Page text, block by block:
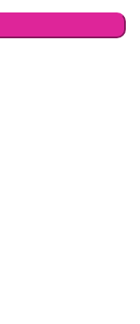
Cetyl Alcohol ,
Chinensis
Seed Oil,
Argania
Edta